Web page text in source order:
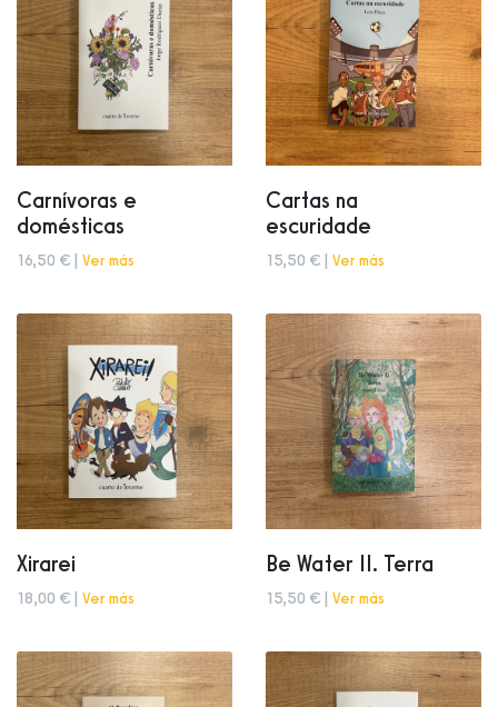
Carnívoras e
domésticas
16,50 € | Ver más
Cartas na
escuridade
15,50 € | Ver más
Xirarei
18,00 € | Ver más
Be Water II. Terra
15,50 € | Ver más